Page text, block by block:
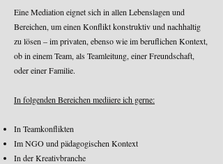
Eine Mediation eignet sich in allen Lebenslagen und
Bereichen, um einen Konflikt konstruktiv und nachhaltig
zu lösen – im privaten, ebenso wie im beruflichen Kontext,
ob in einem Team, als Teamleitung, einer Freundschaft,
oder einer Familie.
In folgenden Bereichen mediiere ich gerne:
In Teamkonflikten
Im NGO und pädagogischen Kontext
In der Kreativbranche